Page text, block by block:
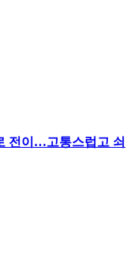
전이…고통스럽고 쇠